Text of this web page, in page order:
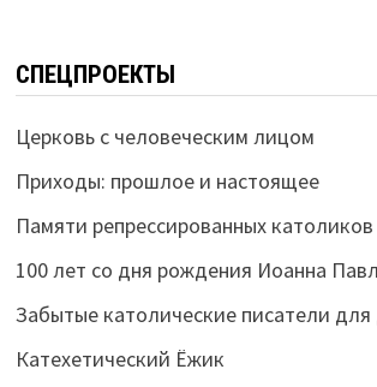
СПЕЦПРОЕКТЫ
Церковь с человеческим лицом
Приходы: прошлое и настоящее
Памяти репрессированных католиков
100 лет со дня рождения Иоанна
Забытые католические писатели для
Катехетический Ёжик